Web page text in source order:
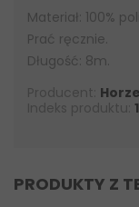
Materiał: 100%
Prać ręcznie.
Długość: 8m.
Producent: Horze
Indeks produktu:
PRODUKTY Z